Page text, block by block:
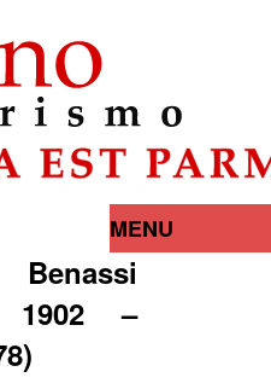
MENU
1902 –